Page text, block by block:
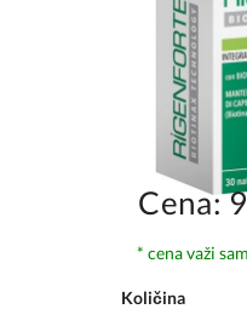
Cena:
* cena važi
Količina